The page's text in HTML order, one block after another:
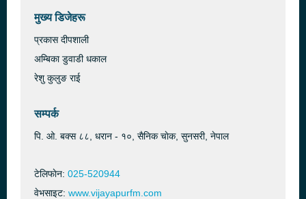
मुख्य डिजेहरू
प्रकास दीपशाली
अम्बिका डुवाडी धकाल
रेशु कुलुङ राई
सम्पर्क
पि. ओ. बक्स ८८, धरान - १०, सैनिक चाेक, सुनसरी, नेपाल
टेलिफाेन: 025-520944
वेभसाइट: www.vijayapurfm.com